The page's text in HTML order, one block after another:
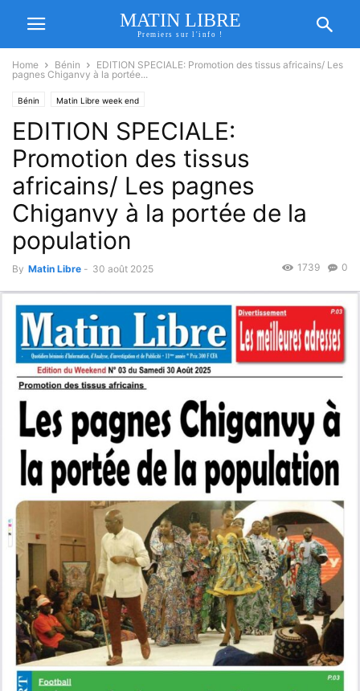
MATIN LIBRE
Premiers sur l'info !
Home Bénin
EDITION SPECIALE: Promotion des tissus africains/ Les
pagnes Chiganvy à la portée...
Bénin Matin Libre week end
EDITION SPECIALE:
Promotion des tissus
africains/ Les pagnes
Chiganvy à la portée de la
population
By Matin Libre - 30 août 2025 0
1739